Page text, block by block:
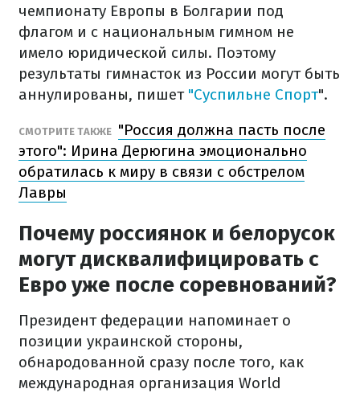
чемпионату Европы в Болгарии под
флагом и с национальным гимном не
имело юридической силы. Поэтому
результаты гимнасток из России могут быть
аннулированы, пишет "Суспильне Спорт".
СМОТРИТЕ ТАКЖЕ "Россия должна пасть после
этого": Ирина Дерюгина эмоционально
обратилась к миру в связи с обстрелом
Лавры
Почему россиянок и белорусок
могут дисквалифицировать с
Евро уже после соревнований?
Президент федерации напоминает о
позиции украинской стороны,
обнародованной сразу после того, как
международная организация World